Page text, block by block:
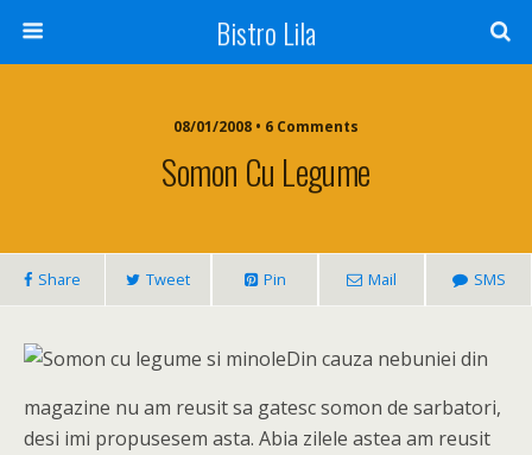
Bistro Lila
08/01/2008 • 6 Comments
Somon Cu Legume
Share Tweet Pin Mail SMS
Din cauza nebuniei din
magazine nu am reusit sa gatesc somon de sarbatori,
desi imi propusesem asta. Abia zilele astea am reusit